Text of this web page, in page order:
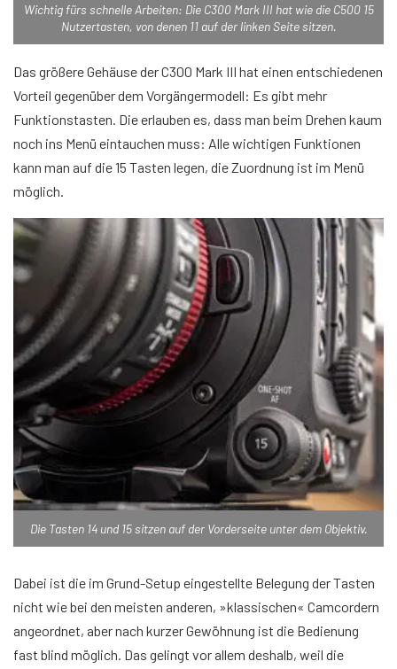
Wichtig fürs schnelle Arbeiten: Die C300 Mark III hat wie die C500 15
Nutzertasten, von denen 11 auf der linken Seite sitzen.
Das größere Gehäuse der C300 Mark III hat einen entschiedenen
Vorteil gegenüber dem Vorgängermodell: Es gibt mehr
Funktionstasten. Die erlauben es, dass man beim Drehen kaum
noch ins Menü eintauchen muss: Alle wichtigen Funktionen
kann man auf die 15 Tasten legen, die Zuordnung ist im Menü
möglich.
Die Tasten 14 und 15 sitzen auf der Vorderseite unter dem Objektiv.
Dabei ist die im Grund-Setup eingestellte Belegung der Tasten
nicht wie bei den meisten anderen, »klassischen« Camcordern
angeordnet, aber nach kurzer Gewöhnung ist die Bedienung
fast blind möglich. Das gelingt vor allem deshalb, weil die